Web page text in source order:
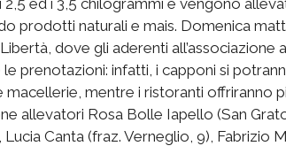
prodotti naturali e mais. Domenica
dove gli aderenti all’associazione
prenotazioni: infatti, i capponi si
mentre i ristoranti offriranno
allevatori Rosa Bolle Iapello (San
Canta (fraz. Verneglio, 9), Fabrizio